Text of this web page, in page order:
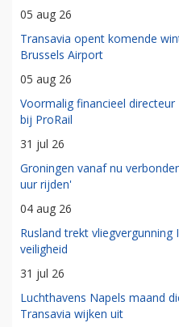
05 aug 26
Transavia opent komende
Brussels Airport
05 aug 26
Voormalig financieel
bij ProRail
31 jul 26
Groningen vanaf nu
uur rijden'
04 aug 26
Rusland trekt
veiligheid
31 jul 26
Luchthavens Napels maand
Transavia wijken uit